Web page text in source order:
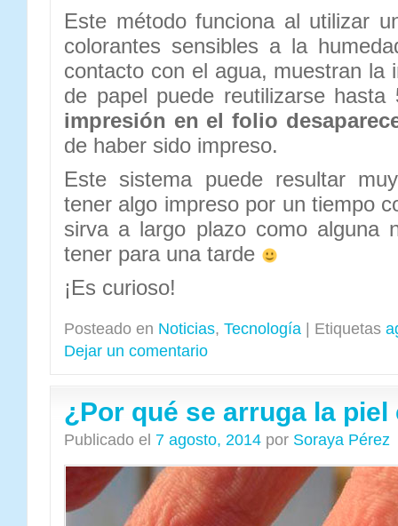
Este método funciona al utilizar
colorantes sensibles a la
contacto con el agua, muestran la
de papel puede reutilizarse
impresión en el folio
de haber sido impreso.
Este sistema puede resultar
tener algo impreso por un tiempo
sirva a largo plazo como alguna
tener para una tarde
¡Es curioso!
Posteado en Noticias, Tecnología Etiquetas
Dejar un comentario
¿Por qué se arruga la piel
Publicado el 7 agosto, 2014 por Soraya Pérez